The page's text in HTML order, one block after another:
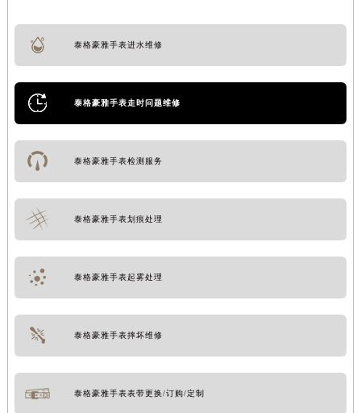
泰格豪雅手表进水维修
泰格豪雅手表走时问题维修
泰格豪雅手表检测服务
泰格豪雅手表划痕处理
泰格豪雅手表起雾处理
泰格豪雅手表摔坏维修
泰格豪雅手表表带更换/订购/定制